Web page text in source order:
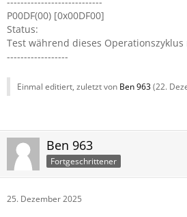
P00DF(00) [0x00DF00]
Status:
Test während dieses
------------------
Einmal editiert, zuletzt von Ben 963(22.
Ben 963
Fortgeschrittener
25. Dezember 2025